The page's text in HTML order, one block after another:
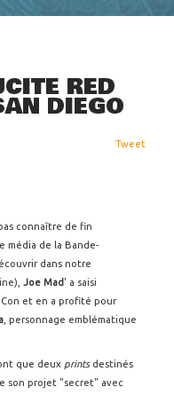
RED
DIEGO
Tweet
connaître de fin
média de la Bande-
dans notre
Joe Mad' a saisi
Con et en a profité pour
, personnage emblématique
que deux printsdestinés
son projet "secret" avec